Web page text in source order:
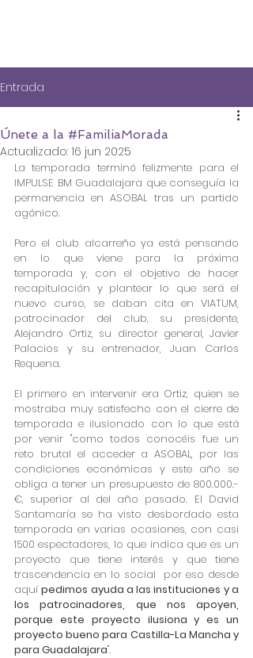
Entrada
Únete a la #FamiliaMorada
Actualizado: 16 jun 2025
La temporada terminó felizmente para el
IMPULSE BM Guadalajara que conseguía la
permanencia en ASOBAL tras un partido
agónico.
Pero el club alcarreño ya está pensando
en lo que viene para la próxima
temporada y, con el objetivo de hacer
recapitulación y plantear lo que será el
nuevo curso, se daban cita en VIATUM,
patrocinador del club, su presidente,
Alejandro Ortiz, su director general, Javier
Palacios y su entrenador, Juan Carlos
Requena.
El primero en intervenir era Ortiz, quien se
mostraba muy satisfecho con el cierre de
temporada e ilusionado con lo que está
por venir "como todos conocéis fue un
reto brutal el acceder a ASOBAL, por las
condiciones económicas y este año se
obliga a tener un presupuesto de 800.000.-
€, superior al del año pasado. El David
Santamaría se ha visto desbordado esta
temporada en varias ocasiones, con casi
1500 espectadores, lo que indica que es un
proyecto que tiene interés y que tiene
trascendencia en lo social  por eso desde
aquí pedimos ayuda a las instituciones y a
los patrocinadores, que nos apoyen,
porque este proyecto ilusiona y es un
proyecto bueno para Castilla-La Mancha y
para Guadalajara".